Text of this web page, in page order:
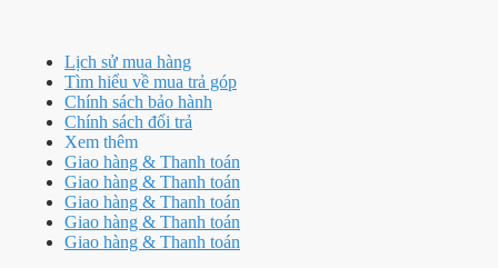
Lịch sử mua hàng
Tìm hiểu về mua trả góp
Chính sách bảo hành
Chính sách đổi trả
Xem thêm
Giao hàng & Thanh toán
Giao hàng & Thanh toán
Giao hàng & Thanh toán
Giao hàng & Thanh toán
Giao hàng & Thanh toán